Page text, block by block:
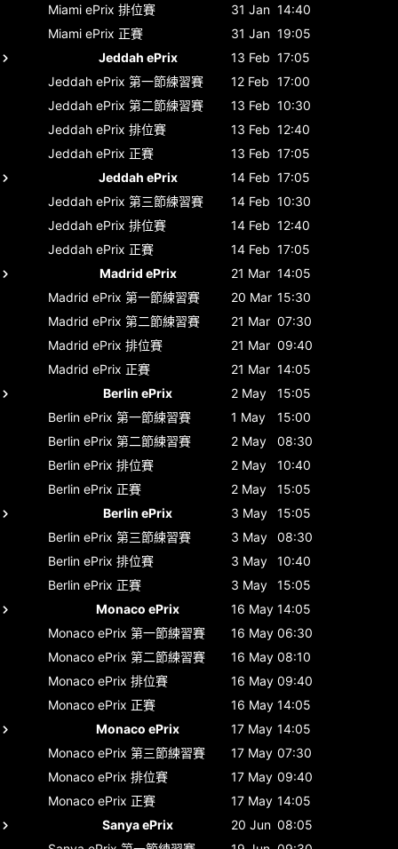
Miami ePrix 排位賽 31 Jan 14:40
Miami ePrix 正賽 31 Jan 19:05
Jeddah ePrix
13 Feb 17:05
Jeddah ePrix 第一節練習賽 12 Feb 17:00
Jeddah ePrix 第二節練習賽 13 Feb 10:30
Jeddah ePrix 排位賽 13 Feb 12:40
Jeddah ePrix 正賽 13 Feb 17:05
Jeddah ePrix
14 Feb 17:05
Jeddah ePrix 第三節練習賽 14 Feb 10:30
Jeddah ePrix 排位賽 14 Feb 12:40
Jeddah ePrix 正賽 14 Feb 17:05
Madrid ePrix
21 Mar 14:05
Madrid ePrix 第一節練習賽 20 Mar 15:30
Madrid ePrix 第二節練習賽 21 Mar 07:30
Madrid ePrix 排位賽 21 Mar 09:40
Madrid ePrix 正賽 21 Mar 14:05
Berlin ePrix
2 May
15:05
Berlin ePrix 第一節練習賽 1 May
15:00
Berlin ePrix 第二節練習賽 2 May
08:30
Berlin ePrix 排位賽 2 May
10:40
Berlin ePrix 正賽 2 May
15:05
Berlin ePrix
3 May
15:05
Berlin ePrix 第三節練習賽 3 May
08:30
Berlin ePrix 排位賽 3 May
10:40
Berlin ePrix 正賽 3 May
15:05
Monaco ePrix
16 May 14:05
Monaco ePrix 第一節練習賽 16 May 06:30
Monaco ePrix 第二節練習賽 16 May 08:10
Monaco ePrix 排位賽 16 May 09:40
Monaco ePrix 正賽 16 May 14:05
Monaco ePrix
17 May 14:05
Monaco ePrix 第三節練習賽 17 May 07:30
Monaco ePrix 排位賽 17 May 09:40
Monaco ePrix 正賽 17 May 14:05
Sanya ePrix
20 Jun 08:05